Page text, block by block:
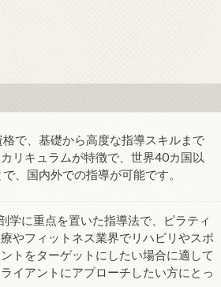
で、基礎から高度な指導スキルまで
リキュラムが特徴で、世界40カ国以
、国内外での指導が可能です。
学に重点を置いた指導法で、ピラティ
やフィットネス業界でリハビリやスポ
トをターゲットにしたい場合に適して
イアントにアプローチしたい方にとっ